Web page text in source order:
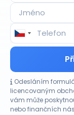
Odesláním
licencovaným
vám může
nebo finančních
CO HÝBE TRHEM
Akcie Sandisk